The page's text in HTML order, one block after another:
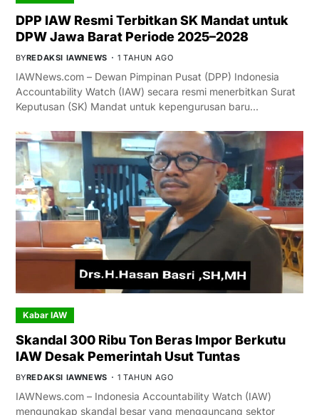
DPP IAW Resmi Terbitkan SK Mandat untuk
DPW Jawa Barat Periode 2025–2028
BYREDAKSI IAWNEWS 1 TAHUN AGO
IAWNews.com – Dewan Pimpinan Pusat (DPP) Indonesia
Accountability Watch (IAW) secara resmi menerbitkan Surat
Keputusan (SK) Mandat untuk kepengurusan baru…
Kabar IAW
Skandal 300 Ribu Ton Beras Impor Berkutu
IAW Desak Pemerintah Usut Tuntas
BYREDAKSI IAWNEWS 1 TAHUN AGO
IAWNews.com – Indonesia Accountability Watch (IAW)
mengungkap skandal besar yang mengguncang sektor